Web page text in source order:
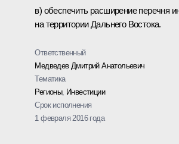
в) обеспечить расширение перечня
на территории Дальнего Востока.
Ответственный
Медведев Дмитрий Анатольевич
Тематика
Регионы, Инвестиции
Срок исполнения
1 февраля 2016 года